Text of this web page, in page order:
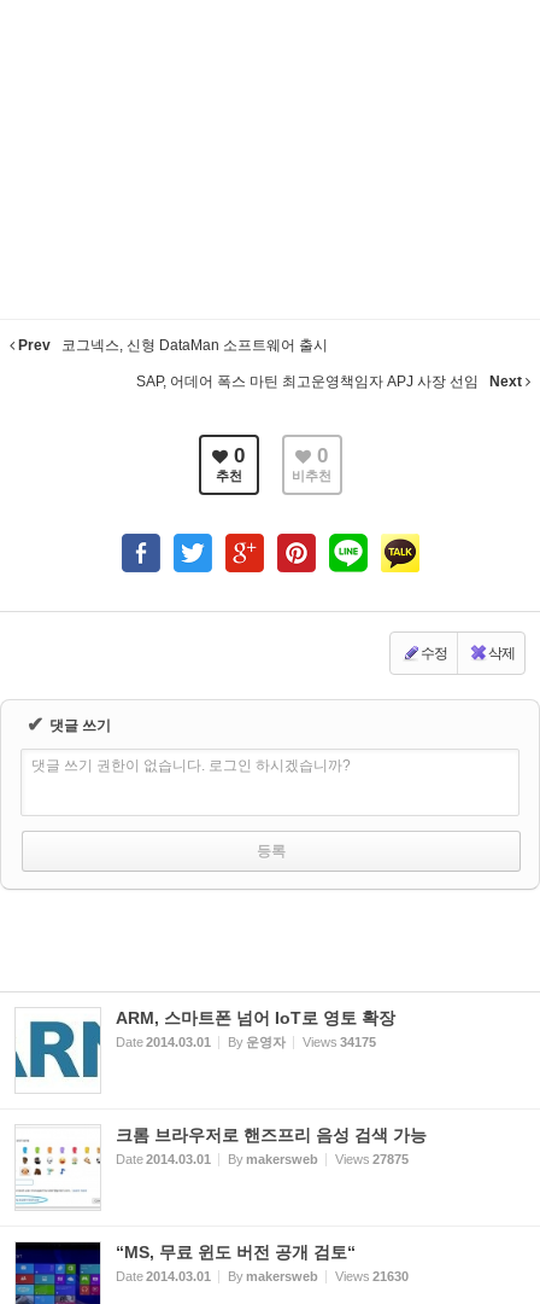
Prev 코그넥스, 신형 DataMan 소프트웨어 출시
SAP, 어데어 폭스 마틴 최고운영책임자 APJ 사장 선임 Next
0
추천
0
비추천
수정 삭제
✔ 댓글 쓰기
댓글 쓰기 권한이 없습니다. 로그인 하시겠습니까?
ARM, 스마트폰 넘어 IoT로 영토 확장
Date2014.03.01 By 운영자 Views 34175
크롬 브라우저로 핸즈프리 음성 검색 가능
Date2014.03.01 Bymakersweb Views 27875
“MS, 무료 윈도 버전 공개 검토“
Date2014.03.01 Bymakersweb Views 21630